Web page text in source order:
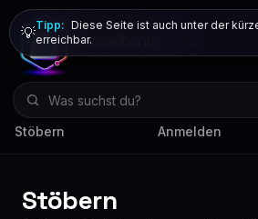
Stöbern Anmelden
💡Tipp: Diese Seite ist auch unter der
erreichbar.
Stöbern